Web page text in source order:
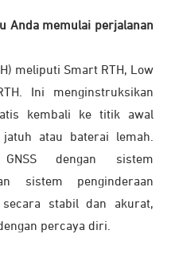
Anda memulai perjalanan
meliputi Smart RTH, Low
Ini menginstruksikan
kembali ke titik awal
atau baterai lemah.
dengan sistem
sistem penginderaan
stabil dan akurat,
percaya diri.